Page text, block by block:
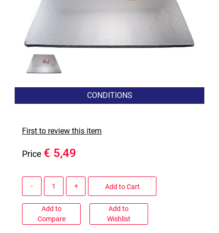
CONDITIONS
First to review this item
Price € 5,49
Add to Cart
Add to
Compare
Add to
Wishlist